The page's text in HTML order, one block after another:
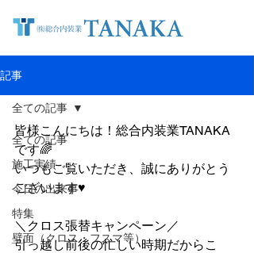
記事
全ての記事
施工実績
今日の出来事
特集
壁面（クロス・フスマ等）
全ての記事
皆様こんにちは！総合内装業TANAKA
です🌈
いつもご覧いただき、誠にありがとう
ございます♥
＼クロス張替キャンペーン／
引っ越し前後の忙しい時期だからこ